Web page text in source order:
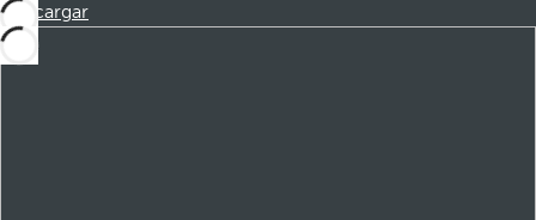
Descargar